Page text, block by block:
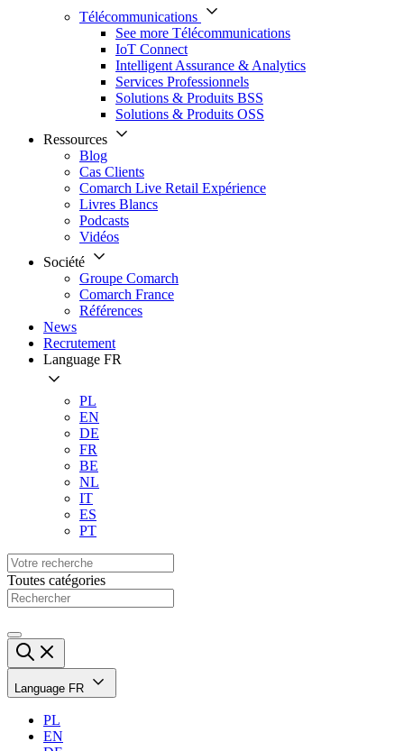
Télécommunications
See more Télécommunications
IoT Connect
Intelligent Assurance & Analytics
Services Professionnels
Solutions & Produits BSS
Solutions & Produits OSS
Ressources
Blog
Cas Clients
Comarch Live Retail Expérience
Livres Blancs
Podcasts
Vidéos
Société
Groupe Comarch
Comarch France
Références
News
Recrutement
Language FR
PL
EN
DE
FR
BE
NL
IT
ES
PT
Toutes catégories
Language FR
PL
EN